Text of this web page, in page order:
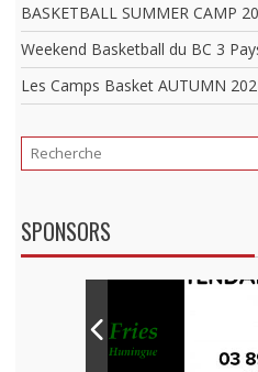
BASKETBALL SUMMER CAMP
Weekend Basketball du BC 3
Les Camps Basket AUTUMN
SPONSORS